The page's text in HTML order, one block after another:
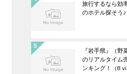
旅行するなら効
のホテル探そう♪
『岩手県』（野
のリアルタイム
ンキング！ （8